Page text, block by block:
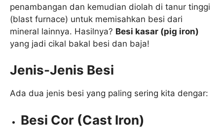
penambangan dan kemudian diolah di tanur tinggi
(blast furnace) untuk memisahkan besi dari
mineral lainnya. Hasilnya? Besi kasar (pig iron)
yang jadi cikal bakal besi dan baja!
Jenis-Jenis Besi
Ada dua jenis besi yang paling sering kita dengar:
Besi Cor (Cast Iron)